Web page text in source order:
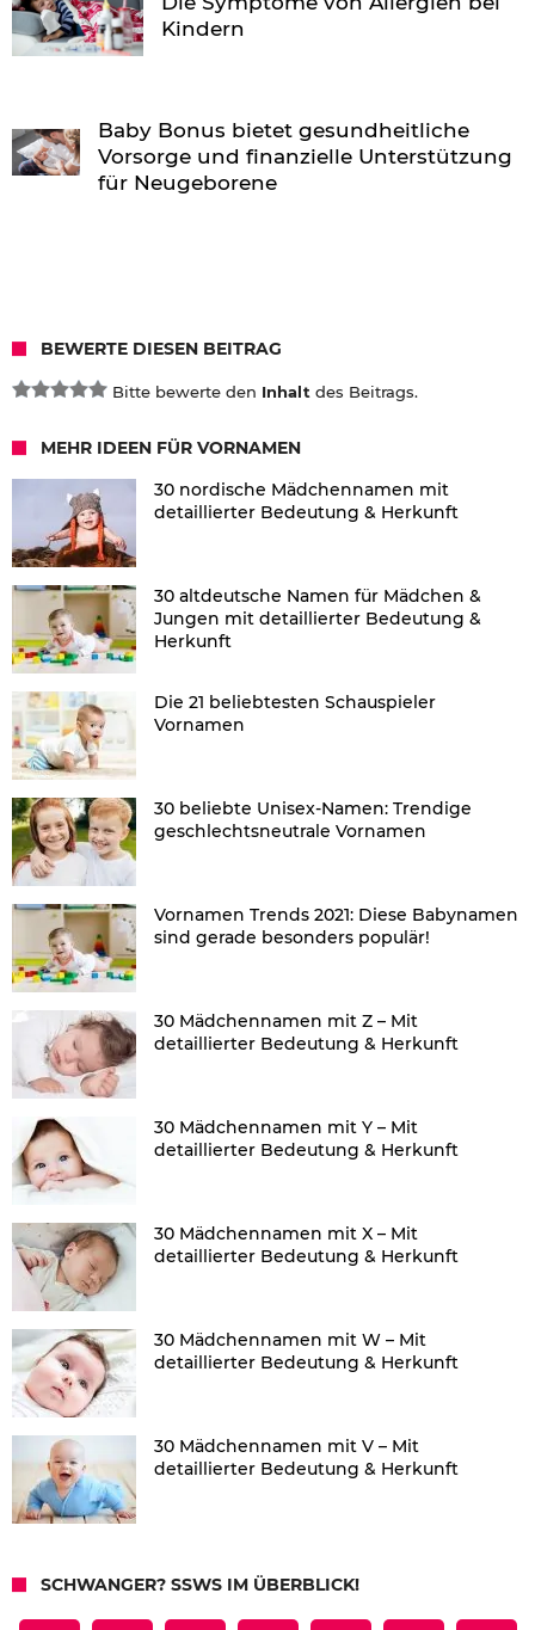
Kindern
Baby Bonus bietet gesundheitliche
Vorsorge und finanzielle Unterstützung
für Neugeborene
BEWERTE DIESEN BEITRAG
Bitte bewerte den Inhalt des Beitrags.
MEHR IDEEN FÜR VORNAMEN
30 nordische Mädchennamen mit
detaillierter Bedeutung & Herkunft
30 altdeutsche Namen für Mädchen &
Jungen mit detaillierter Bedeutung &
Herkunft
Die 21 beliebtesten Schauspieler
Vornamen
30 beliebte Unisex-Namen: Trendige
geschlechtsneutrale Vornamen
Vornamen Trends 2021: Diese Babynamen
sind gerade besonders populär!
30 Mädchennamen mit Z – Mit
detaillierter Bedeutung & Herkunft
30 Mädchennamen mit Y – Mit
detaillierter Bedeutung & Herkunft
30 Mädchennamen mit X – Mit
detaillierter Bedeutung & Herkunft
30 Mädchennamen mit W – Mit
detaillierter Bedeutung & Herkunft
30 Mädchennamen mit V – Mit
detaillierter Bedeutung & Herkunft
SCHWANGER? SSWS IM ÜBERBLICK!